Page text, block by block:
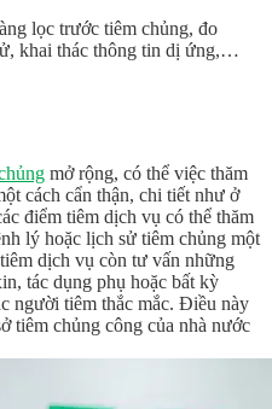
lọc trước tiêm chủng, đo
khai thác thông tin dị ứng,…
mở rộng, có thể việc thăm
cách cẩn thận, chi tiết như ở
điểm tiêm dịch vụ có thể thăm
lý hoặc lịch sử tiêm chủng một
dịch vụ còn tư vấn những
tác dụng phụ hoặc bất kỳ
người tiêm thắc mắc. Điều này
tiêm chủng công của nhà nước